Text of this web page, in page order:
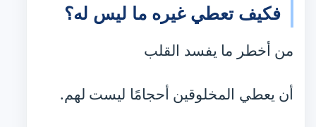
فكيف تعطي غيره ما ليس له؟
من أخطر ما يفسد القلب
أن يعطي المخلوقين أحجامًا ليست لهم.